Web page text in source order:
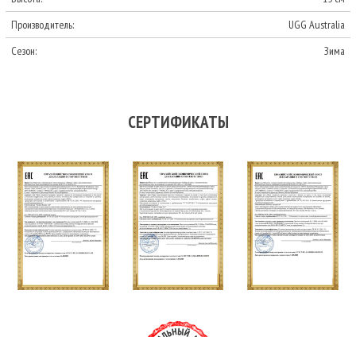
Производитель:
UGG Australia
Сезон:
Зима
СЕРТИФИКАТЫ